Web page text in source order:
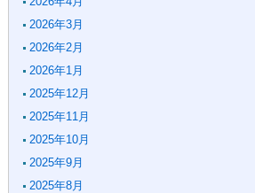
2026年3月
2026年2月
2026年1月
2025年12月
2025年11月
2025年10月
2025年9月
2025年8月